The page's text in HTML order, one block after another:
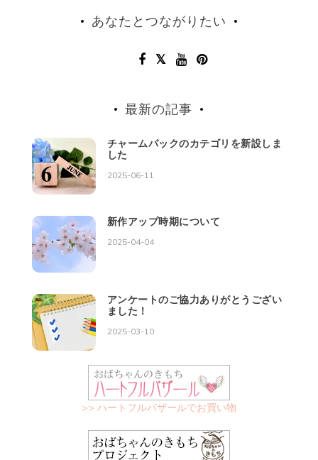
あなたとつながりたい
最新の記事
チャームパックのカテゴリを新設しま
した
2025-06-11
新作アップ時期について
2025-04-04
アンケートのご協力ありがとうござい
ました！
2025-03-10
>> ハートフルバザールでお買い物